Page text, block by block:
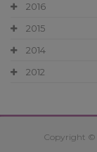
2016
2015
2014
2012
Copyright ©